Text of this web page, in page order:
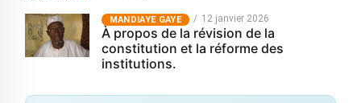
MANDIAYE GAYE 12 janvier 2026
À propos de la révision de la
constitution et la réforme des
institutions.